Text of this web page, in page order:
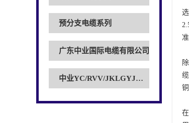
预分支电缆系列
广东中业国际电缆有限公司
中业YC/RVV/JKLGYJ电缆